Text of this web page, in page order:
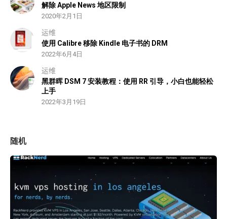
解除 Apple News 地区限制
2020年2月1日
运维
使用 Calibre 移除 Kindle 电子书的 DRM
2022年6月4日
运维
黑群晖 DSM 7 安装教程：使用 RR 引导，小白也能轻松
上手
2022年3月19日
随机